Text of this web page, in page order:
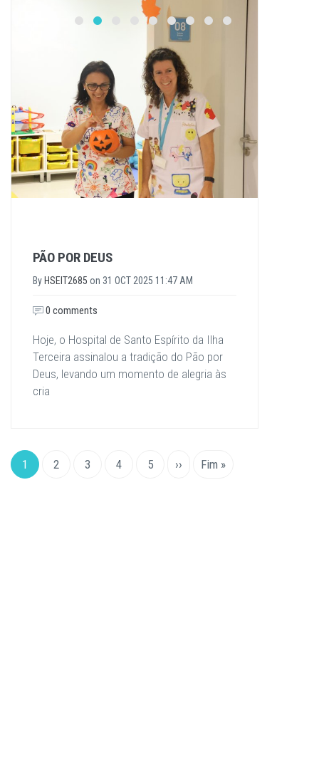
PÃO POR DEUS
By HSEIT2685 on 31 OCT 2025 11:47 AM
0 comments
Hoje, o Hospital de Santo Espírito da Ilha
Terceira assinalou a tradição do Pão por
Deus, levando um momento de alegria às
cria
Pagination
Current
page
1 Page
2 Page
3 Page
4 Page
5
Next
››
Last
Fim »